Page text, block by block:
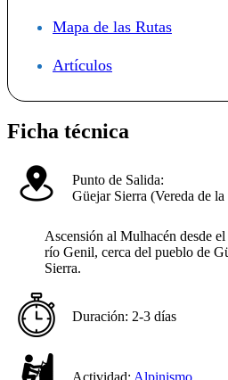
Mapa de las Rutas
Artículos
Ficha técnica
Punto de Salida:
Güejar Sierra (Vereda de
Ascensión al Mulhacén desde
río Genil, cerca del pueblo de
Sierra.
Duración: 2-3 días